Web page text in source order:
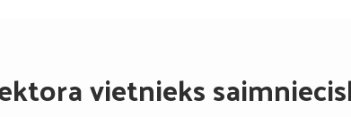
vietnieks